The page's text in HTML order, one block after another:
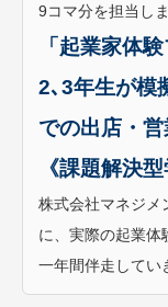
9コマ分を担当しま
「起業家体
2､3年生が模
での出店・
《課題解決
株式会社マネジメ
に、実際の起業体
一年間伴走してい